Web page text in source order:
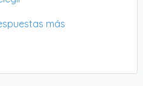
más